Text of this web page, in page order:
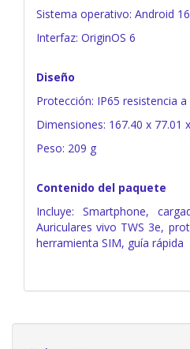
Sistema operativo: Android 16
Interfaz: OriginOS 6
Diseño
Protección: IP65 resistencia
Dimensiones: 167.40 x 77.01
Peso: 209 g
Contenido del paquete
Incluye: Smartphone,
Auriculares vivo TWS 3e,
herramienta SIM, guía rápida